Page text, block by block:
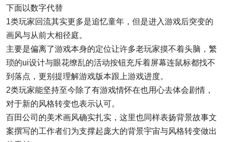
下面以数字代替
1类玩家回流其实更多是追忆童年，但是进入游戏后突变的
画风与从前大相径庭。
主要是偏离了游戏本身的定位让许多老玩家摸不着头脑，繁
琐的ui设计与眼花缭乱的活动按钮充斥着屏幕连鼠标都找不
到落点，更别提理解游戏版本跟上游戏进度。
2类玩家能坚持至今除了有游戏情怀在也用心去体会剧情，
对于新的风格转变也表示认可。
百田公司的美术画风确实扎实，这里也同样表扬背景故事文
案撰写的工作者们为支撑起庞大的背景宇宙与风格转变做出